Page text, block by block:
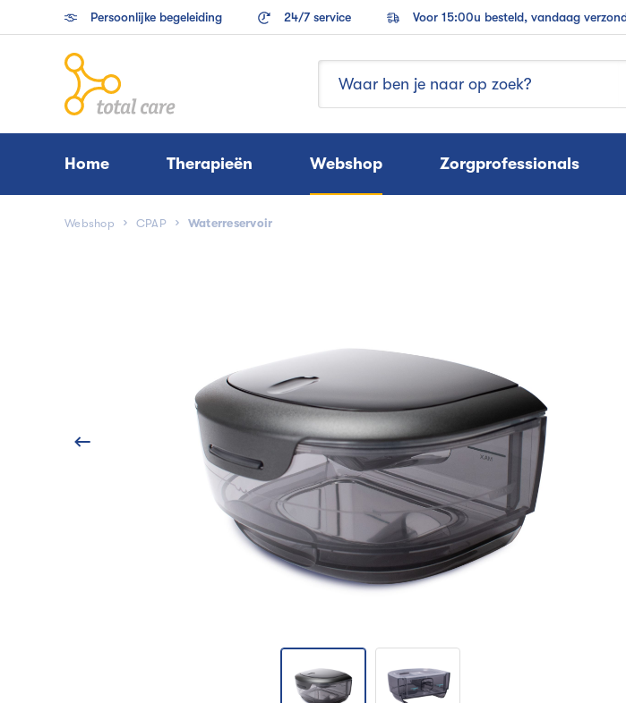
Persoonlijke begeleiding 24/7 service Voor 15:00u besteld, vandaag
Home Therapieën Webshop Zorgprofessionals
Webshop CPAP Waterreservoir